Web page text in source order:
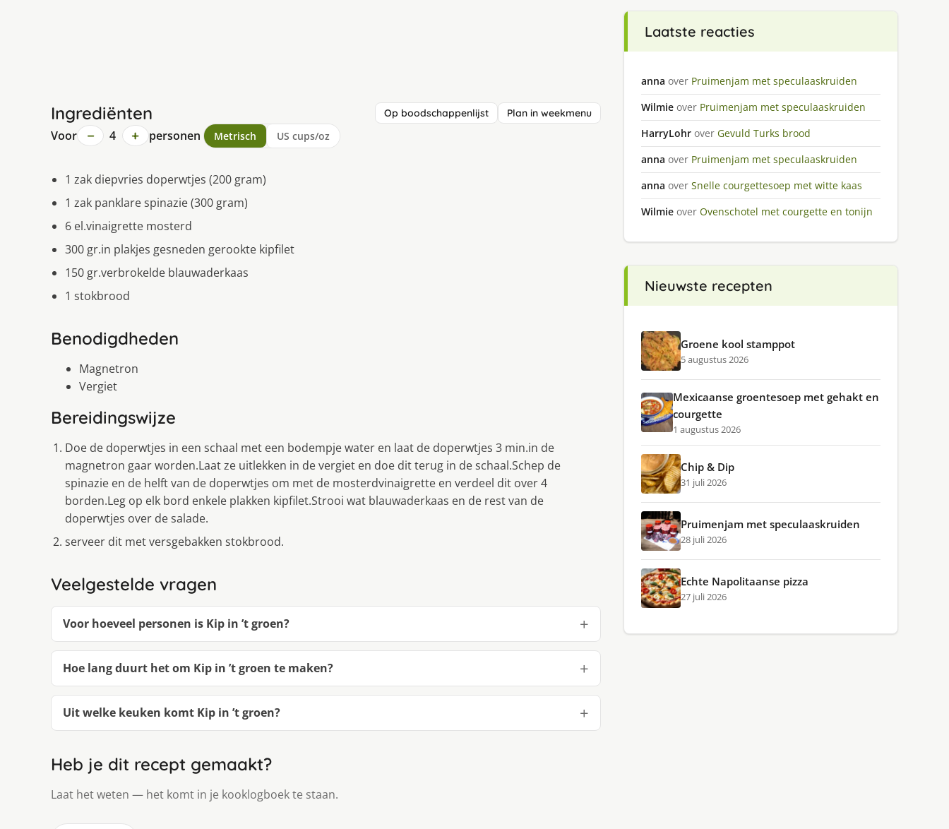
Ingrediënten Op boodschappenlijst Plan in weekmenu
Voor − 4 + personen Metrisch US cups/oz
1 zak diepvries doperwtjes (200 gram)
1 zak panklare spinazie (300 gram)
6 el.vinaigrette mosterd
300 gr.in plakjes gesneden gerookte kipfilet
150 gr.verbrokelde blauwaderkaas
1 stokbrood
Benodigdheden
Magnetron
Vergiet
Bereidingswijze
Doe de doperwtjes in een schaal met een bodempje water en laat de doperwtjes 3 min.in de
magnetron gaar worden.Laat ze uitlekken in de vergiet en doe dit terug in de schaal.Schep de
spinazie en de helft van de doperwtjes om met de mosterdvinaigrette en verdeel dit over 4
borden.Leg op elk bord enkele plakken kipfilet.Strooi wat blauwaderkaas en de rest van de
doperwtjes over de salade.
serveer dit met versgebakken stokbrood.
Veelgestelde vragen
Voor hoeveel personen is Kip in ’t groen?
Hoe lang duurt het om Kip in ’t groen te maken?
Uit welke keuken komt Kip in ’t groen?
Heb je dit recept gemaakt?
Laat het weten — het komt in je kooklogboek te staan.
Laatste reacties
anna over Pruimenjam met speculaaskruiden
Wilmie over Pruimenjam met speculaaskruiden
HarryLohr over Gevuld Turks brood
anna over Pruimenjam met speculaaskruiden
anna over Snelle courgettesoep met witte kaas
Wilmie over Ovenschotel met courgette en tonijn
Nieuwste recepten
Groene kool stamppot
5 augustus 2026
Mexicaanse groentesoep met gehakt en
courgette
1 augustus 2026
Chip & Dip
31 juli 2026
Pruimenjam met speculaaskruiden
28 juli 2026
Echte Napolitaanse pizza
27 juli 2026